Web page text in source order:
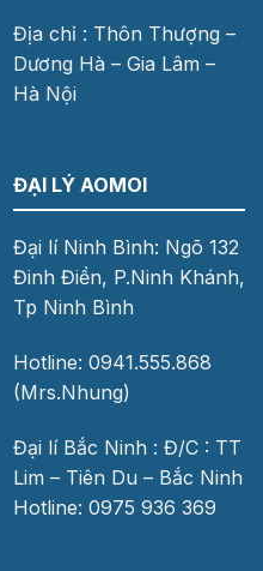
Địa chỉ : Thôn Thượng –
Dương Hà – Gia Lâm –
Hà Nội
ĐẠI LÝ AOMOI
Đại lí Ninh Bình: Ngõ 132
Đinh Điền, P.Ninh Khánh,
Tp Ninh Bình
Hotline: 0941.555.868
(Mrs.Nhung)
Đại lí Bắc Ninh : Đ/C : TT
Lim – Tiên Du – Bắc Ninh
Hotline: 0975 936 369